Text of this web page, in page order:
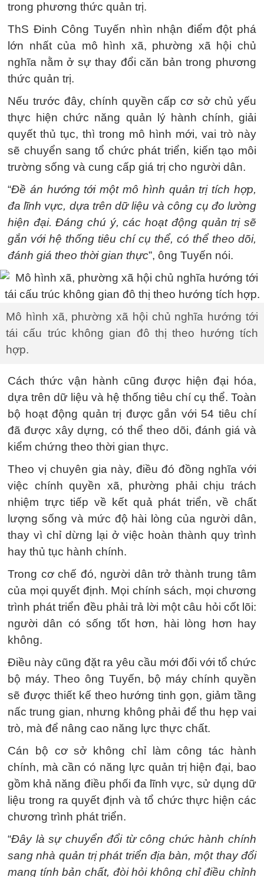
trong phương thức quản trị.
ThS Đinh Công Tuyến nhìn nhận điểm đột phá
lớn nhất của mô hình xã, phường xã hội chủ
nghĩa nằm ở sự thay đổi căn bản trong phương
thức quản trị.
Nếu trước đây, chính quyền cấp cơ sở chủ yếu
thực hiện chức năng quản lý hành chính, giải
quyết thủ tục, thì trong mô hình mới, vai trò này
sẽ chuyển sang tổ chức phát triển, kiến tạo môi
trường sống và cung cấp giá trị cho người dân.
“Đề án hướng tới một mô hình quản trị tích hợp,
đa lĩnh vực, dựa trên dữ liệu và công cụ đo lường
hiện đại. Đáng chú ý, các hoạt động quản trị sẽ
gắn với hệ thống tiêu chí cụ thể, có thể theo dõi,
đánh giá theo thời gian thực”, ông Tuyến nói.
Mô hình xã, phường xã hội chủ nghĩa hướng tới
tái cấu trúc không gian đô thị theo hướng tích
hợp.
Cách thức vận hành cũng được hiện đại hóa,
dựa trên dữ liệu và hệ thống tiêu chí cụ thể. Toàn
bộ hoạt động quản trị được gắn với 54 tiêu chí
đã được xây dựng, có thể theo dõi, đánh giá và
kiểm chứng theo thời gian thực.
Theo vị chuyên gia này, điều đó đồng nghĩa với
việc chính quyền xã, phường phải chịu trách
nhiệm trực tiếp về kết quả phát triển, về chất
lượng sống và mức độ hài lòng của người dân,
thay vì chỉ dừng lại ở việc hoàn thành quy trình
hay thủ tục hành chính.
Trong cơ chế đó, người dân trở thành trung tâm
của mọi quyết định. Mọi chính sách, mọi chương
trình phát triển đều phải trả lời một câu hỏi cốt lõi:
người dân có sống tốt hơn, hài lòng hơn hay
không.
Điều này cũng đặt ra yêu cầu mới đối với tổ chức
bộ máy. Theo ông Tuyến, bộ máy chính quyền
sẽ được thiết kế theo hướng tinh gọn, giảm tầng
nấc trung gian, nhưng không phải để thu hẹp vai
trò, mà để nâng cao năng lực thực chất.
Cán bộ cơ sở không chỉ làm công tác hành
chính, mà cần có năng lực quản trị hiện đại, bao
gồm khả năng điều phối đa lĩnh vực, sử dụng dữ
liệu trong ra quyết định và tổ chức thực hiện các
chương trình phát triển.
“Đây là sự chuyển đổi từ công chức hành chính
sang nhà quản trị phát triển địa bàn, một thay đổi
mang tính bản chất, đòi hỏi không chỉ điều chỉnh